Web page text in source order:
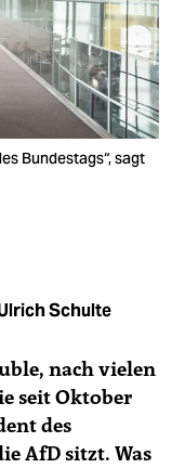
Bundestags“, sagt
Schulte
nach vielen
seit Oktober
des
AfD sitzt. Was